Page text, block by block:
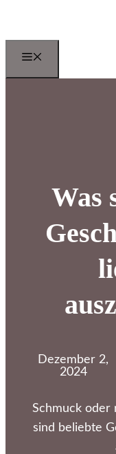
springen
Was
Dezember 2,
2024
Schmuck oder
sind beliebte